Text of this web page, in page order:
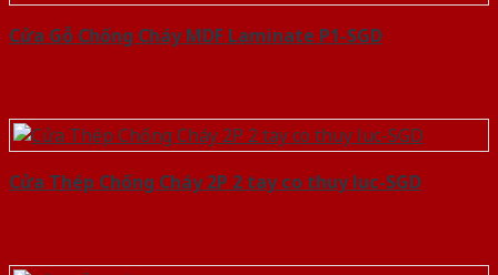
Cửa Gỗ Chống Cháy MDF Laminate P1-SGD
Cửa Thép Chống Cháy 2P 2 tay co thuy luc-SGD